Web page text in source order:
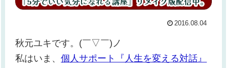
2016.08.04
秋元ユキです。(￣▽￣)ノ
私はいま、個人サポート『人生を変える対話』